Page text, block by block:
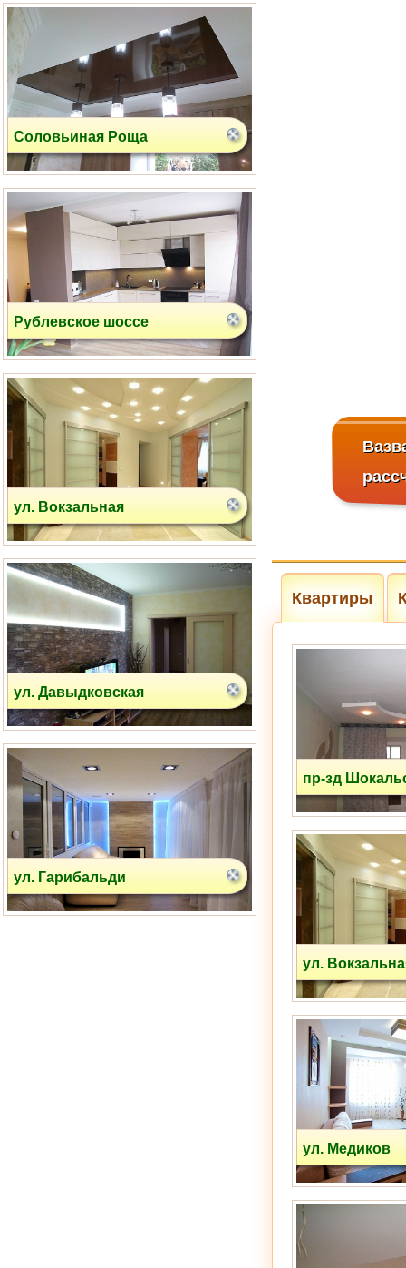
Рублевское шоссе
ул. Вокзальная
ул. Давыдковская
ул. Гарибальди
ул. Медиков
Квартиры
пр-зд
ул.
ул. Медиков